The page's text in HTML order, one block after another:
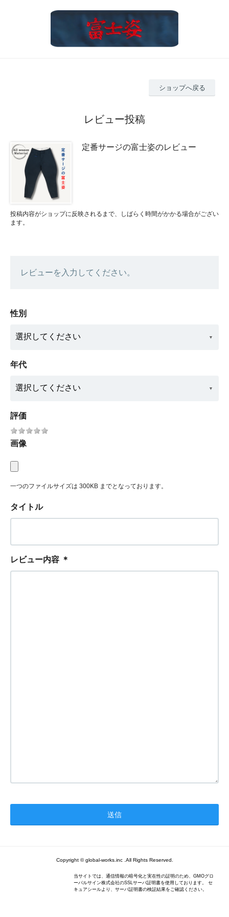
ショップへ戻る
レビュー投稿
定番サージの富士姿のレビュー
投稿内容がショップに反映されるまで、しばらく時間がかかる場合がござい
ます。
レビューを入力してください。
性別
年代
評価
画像
一つのファイルサイズは 300KB までとなっております。
タイトル
レビュー内容 ＊
Copyright © global-works.inc .All Rights Reserved.
当サイトでは、通信情報の暗号化と実在性の証明のため、GMOグロ
ーバルサイン株式会社のSSLサーバ証明書を使用しております。 セ
キュアシールより、サーバ証明書の検証結果をご確認ください。